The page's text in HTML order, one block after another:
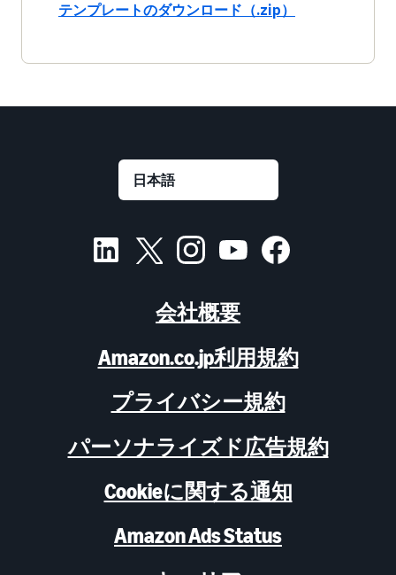
テンプレートのダウンロード（.zip）
会社概要
Amazon.co.jp利用規約
プライバシー規約
パーソナライズド広告規約
Cookieに関する通知
Amazon Ads Status